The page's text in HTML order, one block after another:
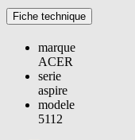
Fiche technique
marque
ACER
serie
aspire
modele
5112